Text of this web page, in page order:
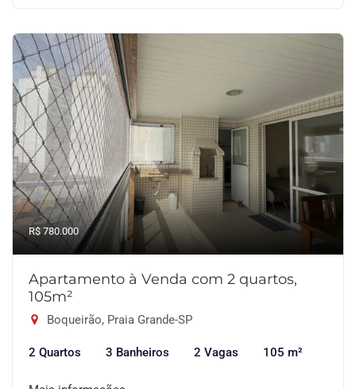
R$ 780.000
Apartamento à Venda com 2 quartos,
105m²
Boqueirão, Praia Grande-SP
2 Quartos 3 Banheiros 2 Vagas 105 m²